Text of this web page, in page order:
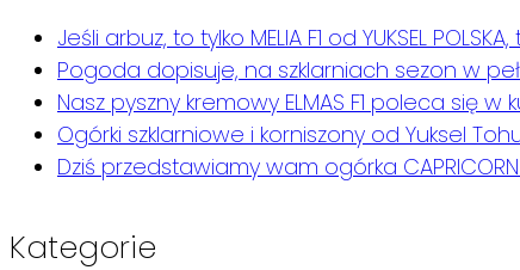
Jeśli arbuz, to tylko MELIA F1 od YUKSEL
Pogoda dopisuje, na szklarniach sezon w
Nasz pyszny kremowy ELMAS F1 poleca się
Ogórki szklarniowe i korniszony od Yuksel
Dziś przedstawiamy wam ogórka CAPRICORN
Kategorie